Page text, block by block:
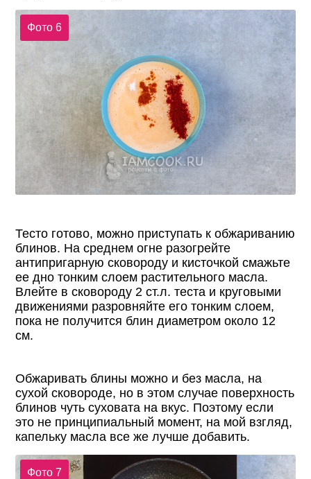
Фото 6
Тесто готово, можно приступать к обжариванию
блинов. На среднем огне разогрейте
антипригарную сковороду и кисточкой смажьте
ее дно тонким слоем растительного масла.
Влейте в сковороду 2 ст.л. теста и круговыми
движениями разровняйте его тонким слоем,
пока не получится блин диаметром около 12
см.
Обжаривать блины можно и без масла, на
сухой сковороде, но в этом случае поверхность
блинов чуть суховата на вкус. Поэтому если
это не принципиальный момент, на мой взгляд,
капельку масла все же лучше добавить.
Фото 7